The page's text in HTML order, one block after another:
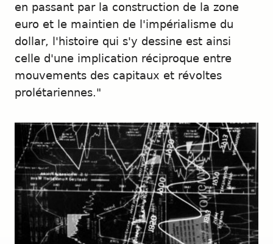
en passant par la construction de la zone
euro et le maintien de l'impérialisme du
dollar, l'histoire qui s'y dessine est ainsi
celle d'une implication réciproque entre
mouvements des capitaux et révoltes
prolétariennes."